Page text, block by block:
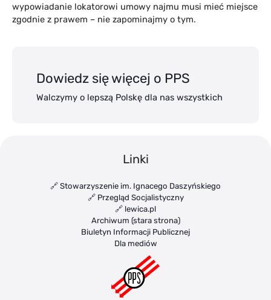
wypowiadanie lokatorowi umowy najmu musi mieć miejsce
zgodnie z prawem – nie zapominajmy o tym.
Dowiedz się więcej o PPS
Walczymy o lepszą Polskę dla nas wszystkich
Linki
🔗 Stowarzyszenie im. Ignacego Daszyńskiego
🔗 Przegląd Socjalistyczny
🔗 lewica.pl
Archiwum (stara strona)
Biuletyn Informacji Publicznej
Dla mediów